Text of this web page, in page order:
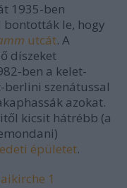
1935-ben
le, hogy
utcát. A
díszeket
ben a kelet-
berlini szenátussal
azokat.
kicsit hátrébb (a
épületet.